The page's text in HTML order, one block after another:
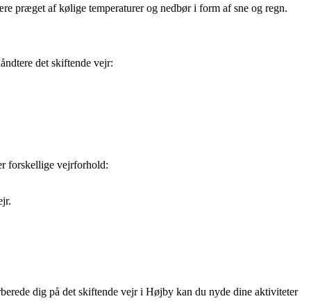
præget af kølige temperaturer og nedbør i form af sne og regn.
det skiftende vejr:
forskellige vejrforhold:
dig på det skiftende vejr i Højby kan du nyde dine aktiviteter